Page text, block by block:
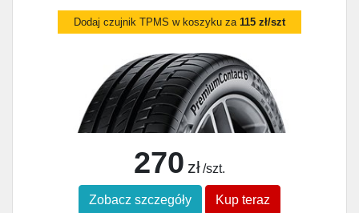
Dodaj czujnik TPMS w koszyku za 115 zł/szt
270 zł /szt.
Zobacz szczegóły Kup teraz